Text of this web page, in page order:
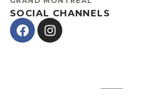
SOCIAL CHANNELS